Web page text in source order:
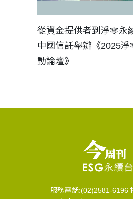
從資金提供者到淨零永
中國信託舉辦《2025
動論壇》
服務電話:(02)2581-6196